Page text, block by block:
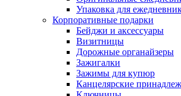
Упаковка для
Корпоративные подарки
Бейджи и аксессуары
Визитницы
Дорожные органайзеры
Зажигалки
Зажимы для купюр
Канцелярские